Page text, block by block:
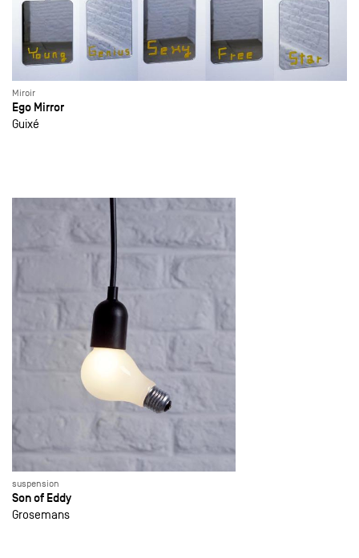
Miroir
Ego Mirror
Guixé
suspension
Son of Eddy
Grosemans